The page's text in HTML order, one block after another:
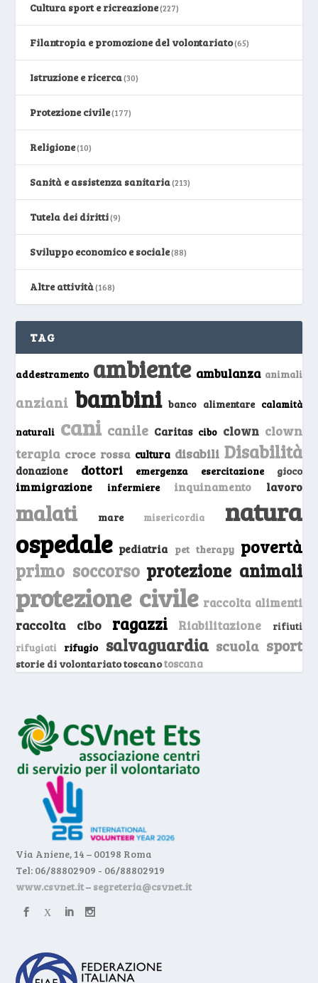
Cultura sport e ricreazione(227)
Filantropia e promozione del volontariato(65)
Istruzione e ricerca(30)
Protezione civile(177)
Religione(10)
Sanità e assistenza sanitaria(213)
Tutela dei diritti(9)
Sviluppo economico e sociale(88)
Altre attività(168)
TAG
addestramento ambiente ambulanza animali
anziani bambini banco alimentare calamità
naturali cani canile Caritas cibo clown clown
terapia croce rossa cultura disabili Disabilità
donazione dottori emergenza esercitazione gioco
immigrazione infermiere inquinamento lavoro
malati mare misericordia natura
ospedale pediatria pet therapy povertà
primo soccorso protezione animali
protezione civile raccolta alimenti
raccolta cibo ragazzi Riabilitazione
rifiuti
rifugiati
rifugio salvaguardia scuola sport
storie di volontariato toscanotoscana
Via Aniene, 14 – 00198 Roma
Tel: 06/88802909 - 06/88802919
www.csvnet.it– segreteria@csvnet.it